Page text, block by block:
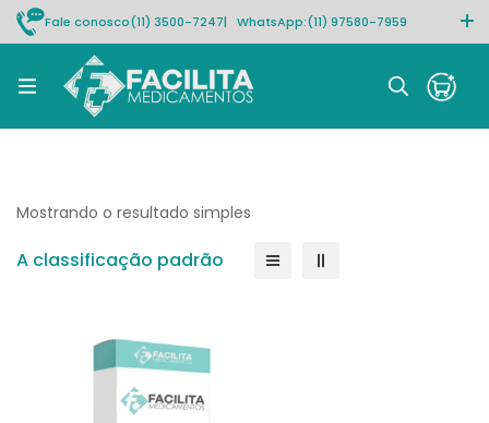
Fale conosco(11) 3500-7247| WhatsApp:(11) 97580-7959
Rastrear pedido
Mostrando o resultado simples
A classificação padrão